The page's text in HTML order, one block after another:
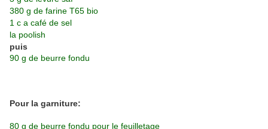
380 g de farine T65 bio
1 c a café de sel
la poolish
puis
90 g de beurre fondu
Pour la garniture:
80 g de beurre fondu pour le feuilletage